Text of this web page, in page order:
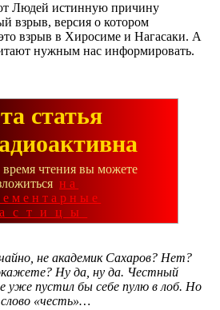
Людей истинную причину
взрыв, версия о котором
взрыв в Хиросиме и Нагасаки. А
нужным нас информировать.
статья
чтения вы можете
на
не академик Сахаров? Нет?
Ну да, ну да. Честный
уже пустил бы себе пулю в лоб. Но
«честь»…